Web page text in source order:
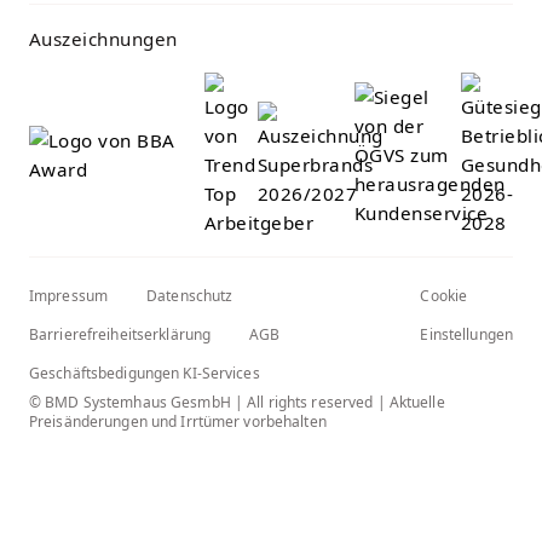
Auszeichnungen
Impressum
Datenschutz
Barrierefreiheitserklärung
AGB
Geschäftsbedigungen KI-Services
Cookie
Einstellungen
© BMD Systemhaus GesmbH | All rights reserved | Aktuelle
Preisänderungen und Irrtümer vorbehalten